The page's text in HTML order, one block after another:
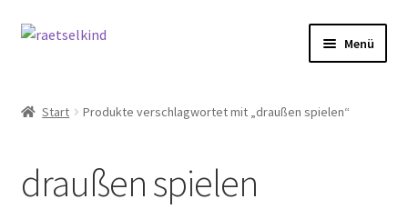
Zur
Zum
Menü
Cookie-Richtlinie (EU)
Start Produkte verschlagwortet mit „draußen spielen“
draußen spielen